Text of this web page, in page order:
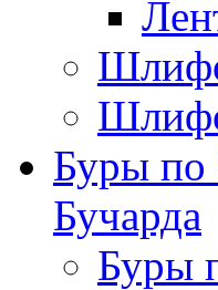
Буры по
Бучарда
Буры